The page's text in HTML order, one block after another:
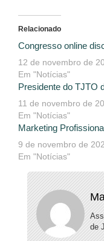
Relacionado
Congresso online
12 de novembro de
Em "Notícias"
Presidente do TJTO
11 de novembro de
Em "Notícias"
Marketing
9 de novembro de
Em "Notícias"
de